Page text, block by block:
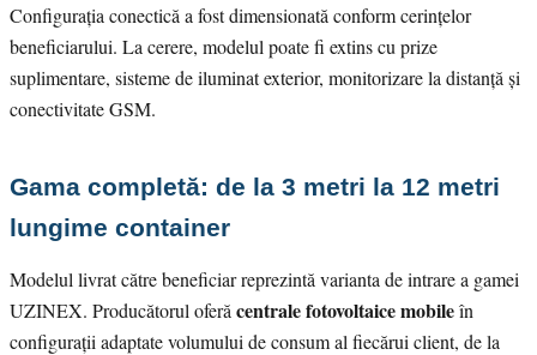
Configurația conectică a fost dimensionată conform cerințelor
beneficiarului. La cerere, modelul poate fi extins cu prize
suplimentare, sisteme de iluminat exterior, monitorizare la distanță și
conectivitate GSM.
Gama completă: de la 3 metri la 12 metri
lungime container
Modelul livrat către beneficiar reprezintă varianta de intrare a gamei
UZINEX. Producătorul oferă centrale fotovoltaice mobileîn
configurații adaptate volumului de consum al fiecărui client, de la